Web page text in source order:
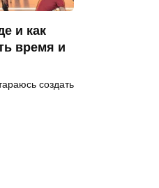
и как
время и
создать